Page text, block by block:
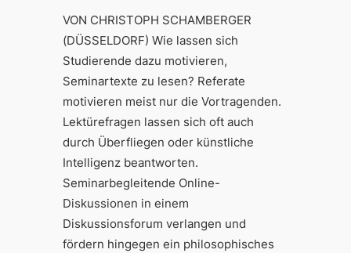
VON CHRISTOPH SCHAMBERGER
(DÜSSELDORF) Wie lassen sich
Studierende dazu motivieren,
Seminartexte zu lesen? Referate
motivieren meist nur die Vortragenden.
Lektürefragen lassen sich oft auch
durch Überfliegen oder künstliche
Intelligenz beantworten.
Seminarbegleitende Online-
Diskussionen in einem
Diskussionsforum verlangen und
fördern hingegen ein philosophisches